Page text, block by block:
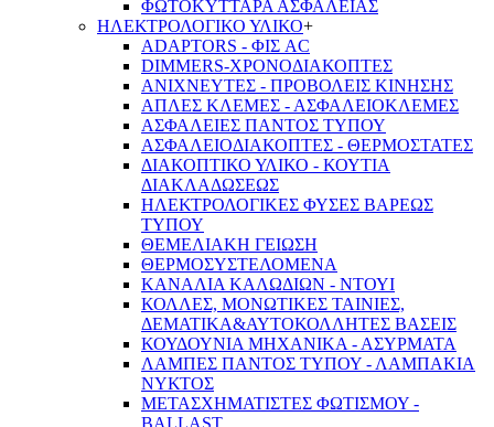
ΦΩΤΟΚΥΤΤΑΡΑ ΑΣΦΑΛΕΙΑΣ
ΗΛΕΚΤΡΟΛΟΓΙΚΟ ΥΛΙΚΟ+
ADAPTORS - ΦΙΣ AC
DIMMERS-ΧΡΟΝΟΔΙΑΚΟΠΤΕΣ
ΑΝΙΧΝΕΥΤΕΣ - ΠΡΟΒΟΛΕΙΣ ΚΙΝΗΣΗΣ
ΑΠΛΕΣ ΚΛΕΜΕΣ - ΑΣΦΑΛΕΙΟΚΛΕΜΕΣ
ΑΣΦΑΛΕΙΕΣ ΠΑΝΤΟΣ ΤΥΠΟΥ
ΑΣΦΑΛΕΙΟΔΙΑΚΟΠΤΕΣ - ΘΕΡΜΟΣΤΑΤΕΣ
ΔΙΑΚΟΠΤΙΚΟ ΥΛΙΚΟ - ΚΟΥΤΙΑ
ΔΙΑΚΛΑΔΩΣΕΩΣ
ΗΛΕΚΤΡΟΛΟΓΙΚΕΣ ΦΥΣΕΣ ΒΑΡΕΩΣ
ΤΥΠΟΥ
ΘΕΜΕΛΙΑΚΗ ΓΕΙΩΣΗ
ΘΕΡΜΟΣΥΣΤΕΛΟΜΕΝΑ
ΚΑΝΑΛΙΑ ΚΑΛΩΔΙΩΝ - ΝΤΟΥΙ
ΚΟΛΛΕΣ, ΜΟΝΩΤΙΚΕΣ ΤΑΙΝΙΕΣ,
ΔΕΜΑΤΙΚΑ&ΑΥΤΟΚΟΛΛΗΤΕΣ ΒΑΣΕΙΣ
ΚΟΥΔΟΥΝΙΑ ΜΗΧΑΝΙΚΑ - ΑΣΥΡΜΑΤΑ
ΛΑΜΠΕΣ ΠΑΝΤΟΣ ΤΥΠΟΥ - ΛΑΜΠΑΚΙΑ
ΝΥΚΤΟΣ
ΜΕΤΑΣΧΗΜΑΤΙΣΤΕΣ ΦΩΤΙΣΜΟΥ -
BALLAST